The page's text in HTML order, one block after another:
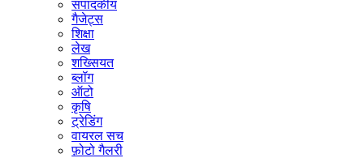
संपादकीय
गैजेट्स
शिक्षा
लेख
शख्सियत
ब्लॉग
ऑटो
कृषि
ट्रेडिंग
वायरल सच
फ़ोटो गैलरी